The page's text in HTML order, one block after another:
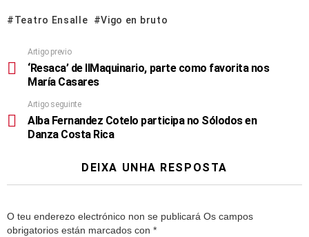
Teatro Ensalle Vigo en bruto
Artigo previo
‘Resaca’ de IlMaquinario, parte como favorita nos
María Casares
Artigo seguinte
Alba Fernandez Cotelo participa no Sólodos en
Danza Costa Rica
DEIXA UNHA RESPOSTA
O teu enderezo electrónico non se publicará Os campos
obrigatorios están marcados con *